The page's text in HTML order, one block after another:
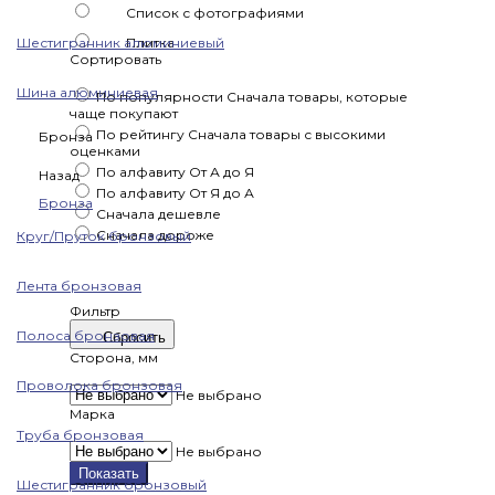
Шестигранник алюминиевый
Шина алюминиевая
Бронза
Назад
Бронза
Круг/Пруток бронзовый
Лента бронзовая
Полоса бронзовая
Проволока бронзовая
Труба бронзовая
Шестигранник бронзовый
Список с фотографиями
Плитка
Сортировать
По популярности Сначала товары, которые
чаще покупают
По рейтингу Сначала товары с высокими
оценками
По алфавиту От А до Я
По алфавиту От Я до А
Сначала дешевле
Сначала дороже
Фильтр
Сбросить
Сторона, мм
Не выбрано
Марка
Не выбрано
Показать